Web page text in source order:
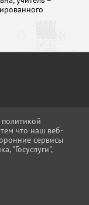
что наш веб-
сервисы
"Госуслуги",